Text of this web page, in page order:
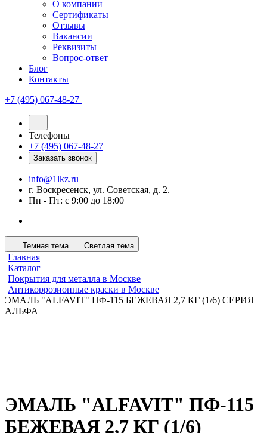
О компании
Сертификаты
Отзывы
Вакансии
Реквизиты
Вопрос-ответ
Блог
Контакты
+7 (495) 067-48-27
Телефоны
+7 (495) 067-48-27
Заказать звонок
info@1lkz.ru
г. Воскресенск, ул. Советская, д. 2.
Пн - Пт: с 9:00 до 18:00
Темная тема Светлая тема
Главная
Каталог
Покрытия для металла в Москве
Антикоррозионные краски в Москве
ЭМАЛЬ "ALFAVIT" ПФ-115 БЕЖЕВАЯ 2,7 КГ (1/6) СЕРИЯ
АЛЬФА
ЭМАЛЬ "ALFAVIT" ПФ-115
БЕЖЕВАЯ 2,7 КГ (1/6)